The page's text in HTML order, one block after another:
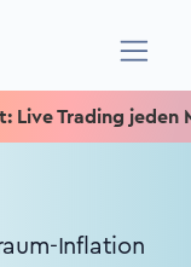
Trading jeden
Inflation